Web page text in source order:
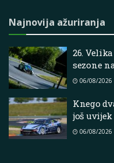
Najnovija ažuriranja
26.
sezone
06/08/2026
Knego
još
06/08/2026